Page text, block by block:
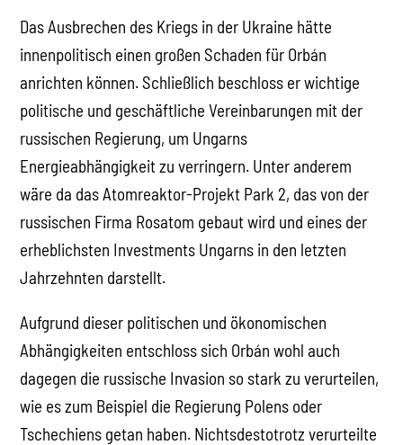
Das Ausbrechen des Kriegs in der Ukraine hätte
innenpolitisch einen großen Schaden für Orbán
anrichten können. Schließlich beschloss er wichtige
politische und geschäftliche Vereinbarungen mit der
russischen Regierung, um Ungarns
Energieabhängigkeit zu verringern. Unter anderem
wäre da das Atomreaktor-Projekt Park 2, das von der
russischen Firma Rosatom gebaut wird und eines der
erheblichsten Investments Ungarns in den letzten
Jahrzehnten darstellt.
Aufgrund dieser politischen und ökonomischen
Abhängigkeiten entschloss sich Orbán wohl auch
dagegen die russische Invasion so stark zu verurteilen,
wie es zum Beispiel die Regierung Polens oder
Tschechiens getan haben. Nichtsdestotrotz verurteilte